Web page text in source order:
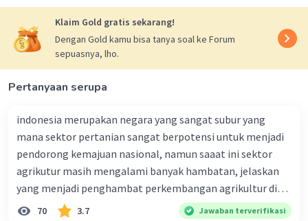
Jadi, jawaban yang tepat adalah pilihan D.
Beri Rating·0.0
Iklan
Klaim Gold gratis sekarang!
Dengan Gold kamu bisa tanya soal ke Forum
sepuasnya, lho.
Pertanyaan serupa
indonesia merupakan negara yang sangat subur yang
mana sektor pertanian sangat berpotensi untuk menjadi
pendorong kemajuan nasional, namun saaat ini sektor
agrikutur masih mengalami banyak hambatan, jelaskan
yang menjadi penghambat perkembangan agrikultur di
indonesia
70 3.7 Jawaban terverifikasi